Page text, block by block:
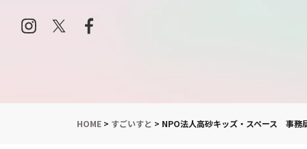
HOME > すごいすと > NPO法人高砂キッズ・スペース 事務